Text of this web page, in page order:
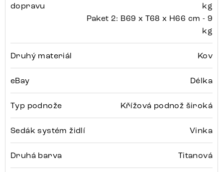
dopravu
kg
Paket 2: B69 x T68 x H66 cm - 9
kg
Druhý materiál Kov
eBay Délka
Typ podnože Křížová podnož široká
Sedák systém židlí Vinka
Druhá barva Titanová